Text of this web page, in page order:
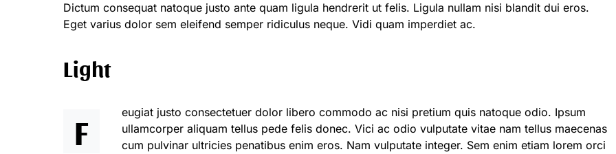
Dictum consequat natoque justo ante quam ligula hendrerit ut felis. Ligula nullam nisi blandit dui eros.
Eget varius dolor sem eleifend semper ridiculus neque. Vidi quam imperdiet ac.
Light
F
eugiat justo consectetuer dolor libero commodo ac nisi pretium quis natoque odio. Ipsum
ullamcorper aliquam tellus pede felis donec. Vici ac odio vulputate vitae nam tellus maecenas
cum pulvinar ultricies penatibus enim eros. Nam vulputate integer. Sem enim etiam lorem orci